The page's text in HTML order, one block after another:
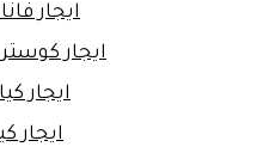
ايجار
ايجار
ايجار
ايجار